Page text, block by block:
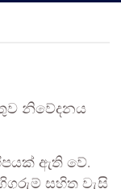
නිවේදනය
ඇති වේ.
සහිත වැසි